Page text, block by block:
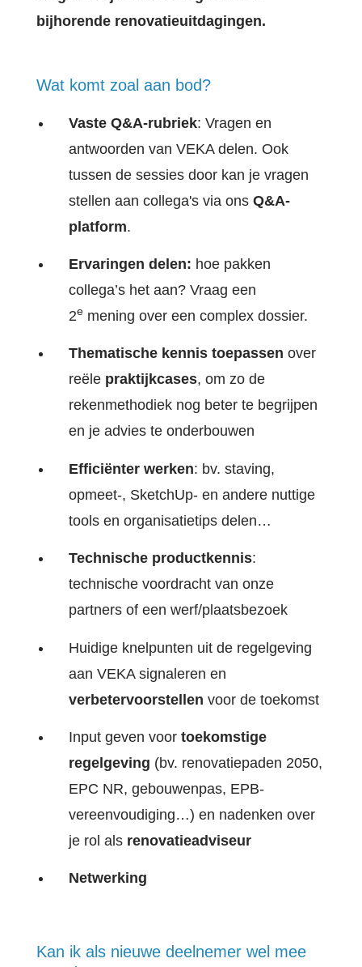
bijhorende renovatieuitdagingen.
Wat komt zoal aan bod?
Vaste Q&A-rubriek: Vragen en
antwoorden van VEKA delen. Ook
tussen de sessies door kan je vragen
stellen aan collega's via ons Q&A-
platform.
Ervaringen delen: hoe pakken
collega’s het aan? Vraag een
2emening over een complex dossier.
Thematische kennis toepassen over
reële praktijkcases, om zo de
rekenmethodiek nog beter te begrijpen
en je advies te onderbouwen
Efficiënter werken: bv. staving,
opmeet-, SketchUp- en andere nuttige
tools en organisatietips delen…
Technische productkennis:
technische voordracht van onze
partners of een werf/plaatsbezoek
Huidige knelpunten uit de regelgeving
aan VEKA signaleren en
verbetervoorstellen voor de toekomst
Input geven voor toekomstige
regelgeving (bv. renovatiepaden 2050,
EPC NR, gebouwenpas, EPB-
vereenvoudiging…) en nadenken over
je rol alsrenovatieadviseur
Netwerking
Kan ik als nieuwe deelnemer wel mee